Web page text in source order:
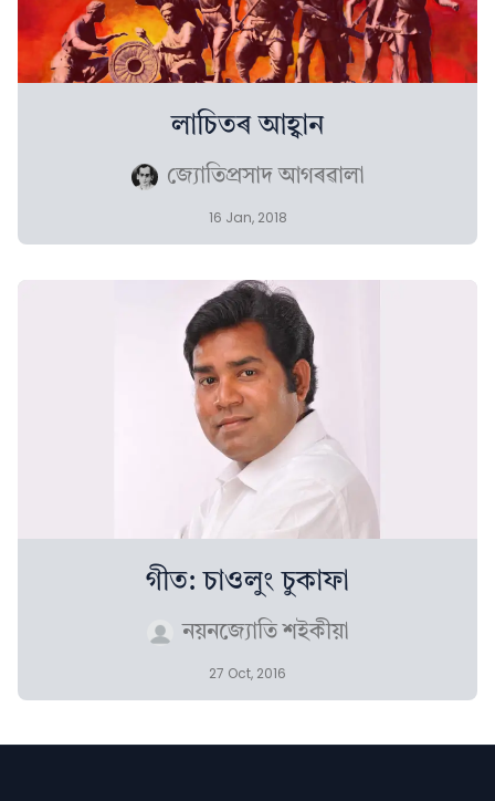
লাচিতৰ আহ্বান
জ্যোতিপ্ৰসাদ আগৰৱালা
16 Jan, 2018
গীত: চাওলুং চুকাফা
নয়নজ্যোতি শইকীয়া
27 Oct, 2016